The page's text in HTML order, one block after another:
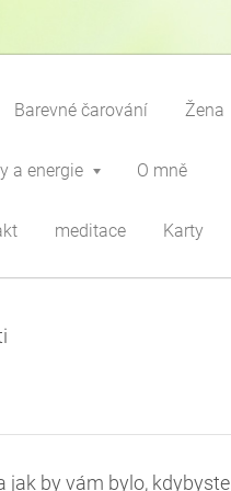
Barevné čarování Žena
a energie O mně
meditace Karty
jak by vám bylo, kdybyste